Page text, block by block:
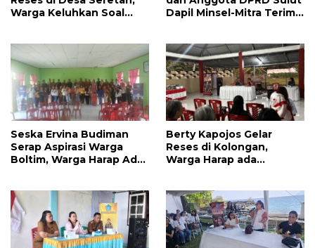
Warga Keluhkan Soal
Dapil Minsel-Mitra Terima
Seska Ervina Budiman
Serap Aspirasi Warga
Boltim, Warga Harap Ada
Berty Kapojos Gelar
Reses di Kolongan,
Warga Harap ada